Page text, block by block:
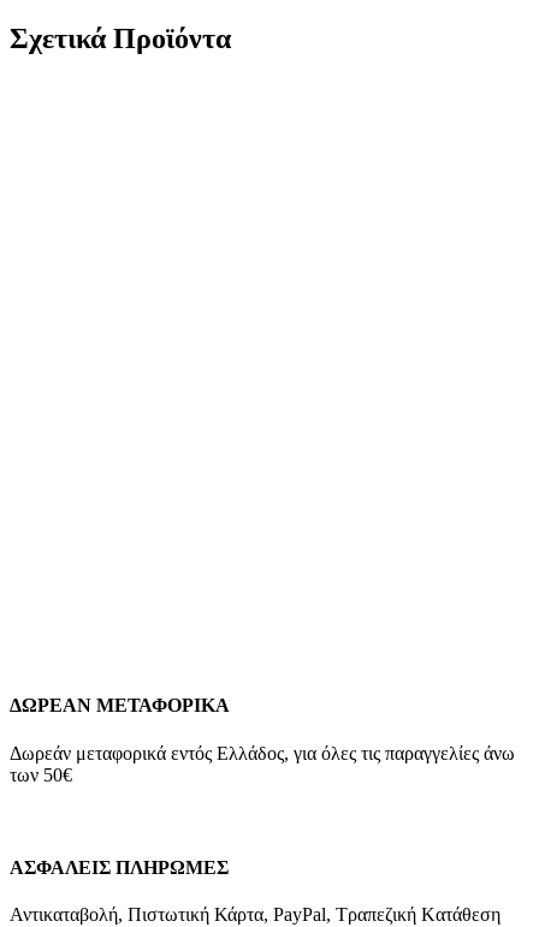
Σχετικά Προϊόντα
ΔΩΡΕΑΝ ΜΕΤΑΦΟΡΙΚΑ
Δωρεάν μεταφορικά εντός Ελλάδος, για όλες τις παραγγελίες άνω
των 50€
ΑΣΦΑΛΕΙΣ ΠΛΗΡΩΜΕΣ
Αντικαταβολή, Πιστωτική Κάρτα, PayPal, Τραπεζική Kατάθεση